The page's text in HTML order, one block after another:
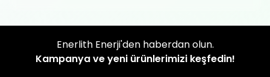
Enerlith Enerji'den haberdan olun.
Kampanya ve yeni ürünlerimizi keşfedin!